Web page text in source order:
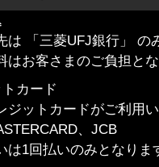
は 「三菱UFJ銀行」 の
はお客さまのご負担とな
カード
ジットカードがご利用い
、JCB
1回払いのみとなりま